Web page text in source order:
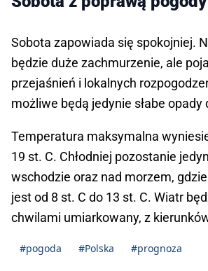
Sobota zapowiada się spokojniej.
będzie duże zachmurzenie, ale
przejaśnień i lokalnych
możliwe będą jedynie słabe opady
Temperatura maksymalna
19 st. C. Chłodniej pozostanie
wschodzie oraz nad morzem,
jest od 8 st. C do 13 st. C. Wiatr
chwilami umiarkowany, z
#pogoda #Polska #prognoza